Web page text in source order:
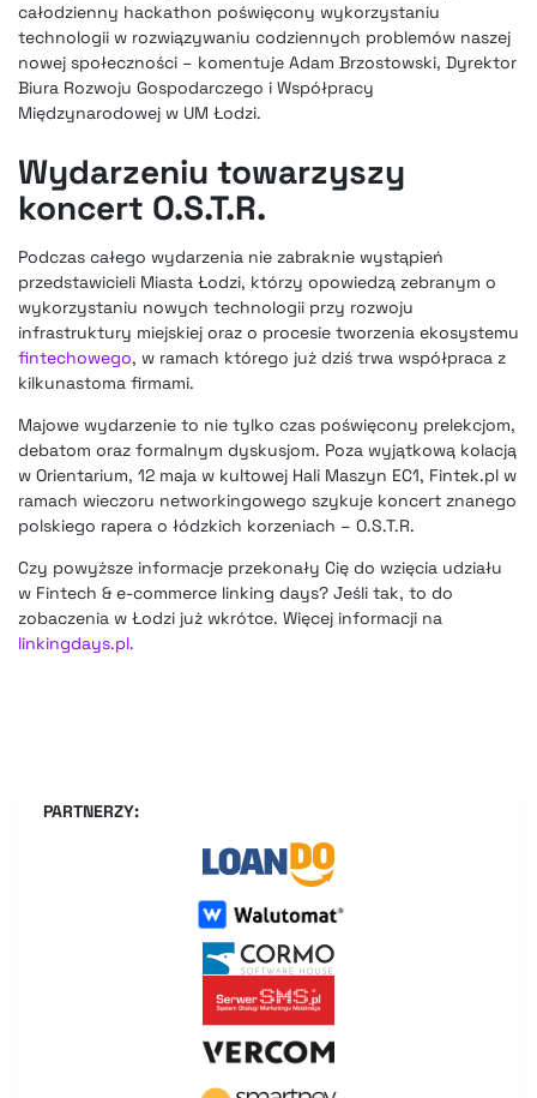
całodzienny hackathon poświęcony wykorzystaniu
technologii w rozwiązywaniu codziennych problemów naszej
nowej społeczności – komentuje Adam Brzostowski, Dyrektor
Biura Rozwoju Gospodarczego i Współpracy
Międzynarodowej w UM Łodzi.
Wydarzeniu towarzyszy
koncert O.S.T.R.
Podczas całego wydarzenia nie zabraknie wystąpień
przedstawicieli Miasta Łodzi, którzy opowiedzą zebranym o
wykorzystaniu nowych technologii przy rozwoju
infrastruktury miejskiej oraz o procesie tworzenia ekosystemu
fintechowego, w ramach którego już dziś trwa współpraca z
kilkunastoma firmami.
Majowe wydarzenie to nie tylko czas poświęcony prelekcjom,
debatom oraz formalnym dyskusjom. Poza wyjątkową kolacją
w Orientarium, 12 maja w kultowej Hali Maszyn EC1, Fintek.pl w
ramach wieczoru networkingowego szykuje koncert znanego
polskiego rapera o łódzkich korzeniach – O.S.T.R.
Czy powyższe informacje przekonały Cię do wzięcia udziału
w Fintech & e-commerce linking days? Jeśli tak, to do
zobaczenia w Łodzi już wkrótce. Więcej informacji na
linkingdays.pl.
PARTNERZY: